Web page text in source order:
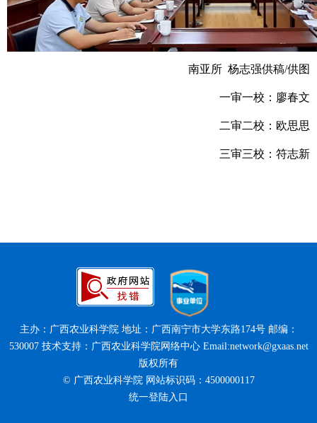
南亚所 杨志强供稿/供图
一审一校：廖春文
二审二校：欧思思
三审三校：符志新
主办：广西农业科学院 地址：广西南宁市大学东路174号 邮编：
530007 技术支持：广西农业科学院网络中心 Email:network@gxaas.net
版权所有
© 广西农业科学院 网站标识码：4500000117
统一登陆入口